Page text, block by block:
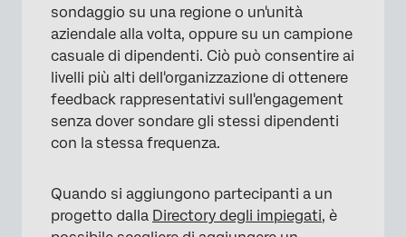
×
×
sondaggio su una regione o un'unità
aziendale alla volta, oppure su un campione
casuale di dipendenti. Ciò può consentire ai
livelli più alti dell'organizzazione di ottenere
feedback rappresentativi sull'engagement
senza dover sondare gli stessi dipendenti
con la stessa frequenza.
Quando si aggiungono partecipanti a un
progetto dalla Directory degli impiegati, è